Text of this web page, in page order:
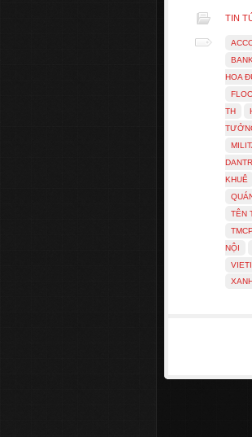
TIN
HOA
TH
KHUÊ
TÊN
TMCP
NỘI